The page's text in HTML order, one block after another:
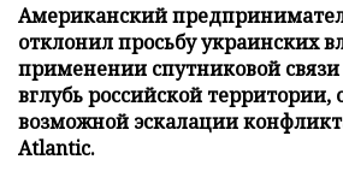
Американский
отклонил просьбу украинских
применении спутниковой
вглубь российской территории,
возможной эскалации
Atlantic.